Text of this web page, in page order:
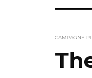
CAMPAGNE